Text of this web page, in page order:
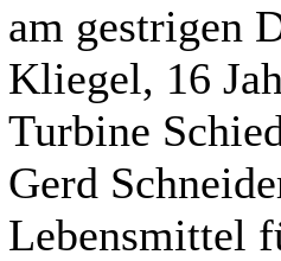
am gestrigen
Kliegel, 16
Turbine
Gerd
Lebensmittel